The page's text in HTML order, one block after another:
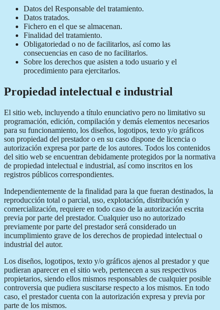
Datos del Responsable del tratamiento.
Datos tratados.
Fichero en el que se almacenan.
Finalidad del tratamiento.
Obligatoriedad o no de facilitarlos, así como las
consecuencias en caso de no facilitarlos.
Sobre los derechos que asisten a todo usuario y el
procedimiento para ejercitarlos.
Propiedad intelectual e industrial
El sitio web, incluyendo a título enunciativo pero no limitativo su
programación, edición, compilación y demás elementos necesarios
para su funcionamiento, los diseños, logotipos, texto y/o gráficos
son propiedad del prestador o en su caso dispone de licencia o
autorización expresa por parte de los autores. Todos los contenidos
del sitio web se encuentran debidamente protegidos por la normativa
de propiedad intelectual e industrial, así como inscritos en los
registros públicos correspondientes.
Independientemente de la finalidad para la que fueran destinados, la
reproducción total o parcial, uso, explotación, distribución y
comercialización, requiere en todo caso de la autorización escrita
previa por parte del prestador. Cualquier uso no autorizado
previamente por parte del prestador será considerado un
incumplimiento grave de los derechos de propiedad intelectual o
industrial del autor.
Los diseños, logotipos, texto y/o gráficos ajenos al prestador y que
pudieran aparecer en el sitio web, pertenecen a sus respectivos
propietarios, siendo ellos mismos responsables de cualquier posible
controversia que pudiera suscitarse respecto a los mismos. En todo
caso, el prestador cuenta con la autorización expresa y previa por
parte de los mismos.